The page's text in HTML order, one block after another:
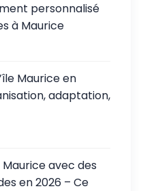
personnalisé
à Maurice
Maurice en
adaptation,
avec des
en 2026 – Ce